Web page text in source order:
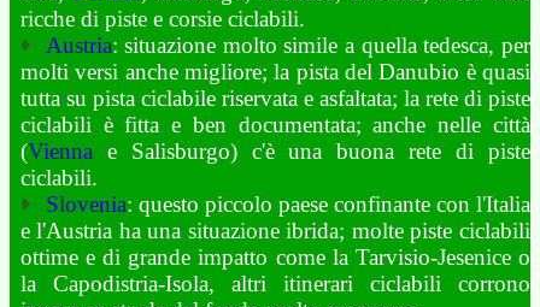
ricche di piste e corsie ciclabili.
Austria: situazione molto simile a quella tedesca, per
molti versi anche migliore; la pista del Danubio è quasi
tutta su pista ciclabile riservata e asfaltata; la rete di piste
ciclabili è fitta e ben documentata; anche nelle città
(Viennae Salisburgo) c'è una buona rete di piste
ciclabili.
Slovenia: questo piccolo paese confinante con l'Italia
e l'Austria ha una situazione ibrida; molte piste ciclabili
ottime e di grande impatto come la Tarvisio-Jesenice o
la Capodistria-Isola, altri itinerari ciclabili corrono